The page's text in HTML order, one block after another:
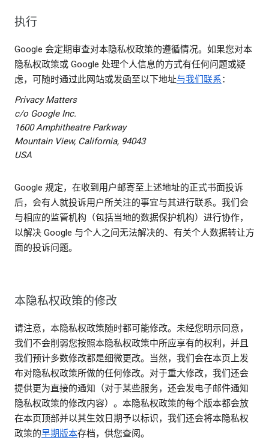
执行
Google 会定期审查对本隐私权政策的遵循情况。如果您对本
隐私权政策或 Google 处理个人信息的方式有任何问题或疑
虑，可随时通过此网站或发函至以下地址与我们联系：
Privacy Matters
c/o Google Inc.
1600 Amphitheatre Parkway
Mountain View, California, 94043
USA
Google 规定，在收到用户邮寄至上述地址的正式书面投诉
后，会有人就投诉用户所关注的事宜与其进行联系。我们会
与相应的监管机构（包括当地的数据保护机构）进行协作，
以解决 Google 与个人之间无法解决的、有关个人数据转让方
面的投诉问题。
本隐私权政策的修改
请注意，本隐私权政策随时都可能修改。未经您明示同意，
我们不会削弱您按照本隐私权政策中所应享有的权利，并且
我们预计多数修改都是细微更改。当然，我们会在本页上发
布对隐私权政策所做的任何修改。对于重大修改，我们还会
提供更为直接的通知（对于某些服务，还会发电子邮件通知
隐私权政策的修改内容）。本隐私权政策的每个版本都会放
在本页顶部并以其生效日期予以标识，我们还会将本隐私权
政策的早期版本存档，供您查阅。